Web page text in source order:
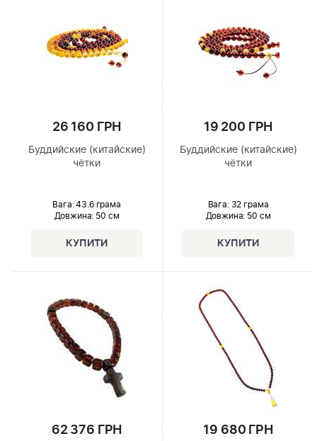
26 160 ГРН
Буддийские (китайские)
чётки
Вага: 43.6 грама
Довжина: 50 см
19 200 ГРН
Буддийские (китайские)
чётки
Вага: 32 грама
Довжина: 50 см
62 376 ГРН 19 680 ГРН